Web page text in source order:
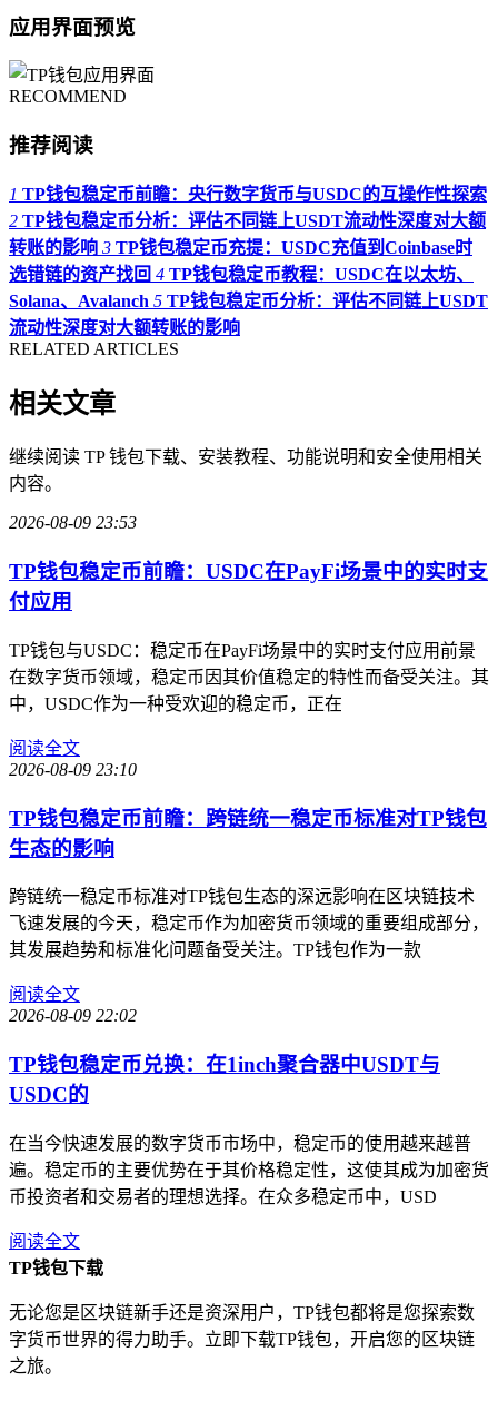
应用界面预览
RECOMMEND
推荐阅读
1 TP钱包稳定币前瞻：央行数字货币与USDC的互操作性探索
2 TP钱包稳定币分析：评估不同链上USDT流动性深度对大额
转账的影响 3 TP钱包稳定币充提：USDC充值到Coinbase时
选错链的资产找回 4 TP钱包稳定币教程：USDC在以太坊、
Solana、Avalanch 5 TP钱包稳定币分析：评估不同链上USDT
流动性深度对大额转账的影响
RELATED ARTICLES
相关文章
继续阅读 TP 钱包下载、安装教程、功能说明和安全使用相关
内容。
2026-08-09 23:53
TP钱包稳定币前瞻：USDC在PayFi场景中的实时支
付应用
TP钱包与USDC：稳定币在PayFi场景中的实时支付应用前景
在数字货币领域，稳定币因其价值稳定的特性而备受关注。其
中，USDC作为一种受欢迎的稳定币，正在
阅读全文
2026-08-09 23:10
TP钱包稳定币前瞻：跨链统一稳定币标准对TP钱包
生态的影响
跨链统一稳定币标准对TP钱包生态的深远影响在区块链技术
飞速发展的今天，稳定币作为加密货币领域的重要组成部分，
其发展趋势和标准化问题备受关注。TP钱包作为一款
阅读全文
2026-08-09 22:02
TP钱包稳定币兑换：在1inch聚合器中USDT与
USDC的
在当今快速发展的数字货币市场中，稳定币的使用越来越普
遍。稳定币的主要优势在于其价格稳定性，这使其成为加密货
币投资者和交易者的理想选择。在众多稳定币中，USD
阅读全文
TP钱包下载
无论您是区块链新手还是资深用户，TP钱包都将是您探索数
字货币世界的得力助手。立即下载TP钱包，开启您的区块链
之旅。